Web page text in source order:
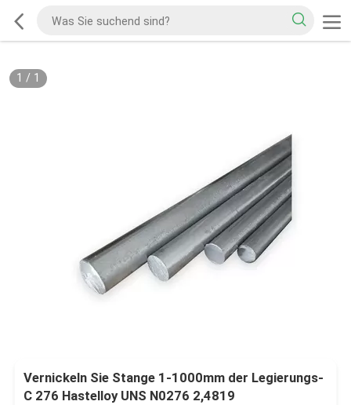
1 / 1
Vernickeln Sie Stange 1-1000mm der Legierungs-
C 276 Hastelloy UNS N0276 2,4819